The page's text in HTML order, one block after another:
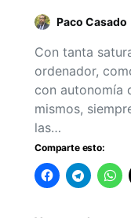
Paco Casado
Con tanta
ordenador,
con autonomía
mismos,
las…
Comparte esto: